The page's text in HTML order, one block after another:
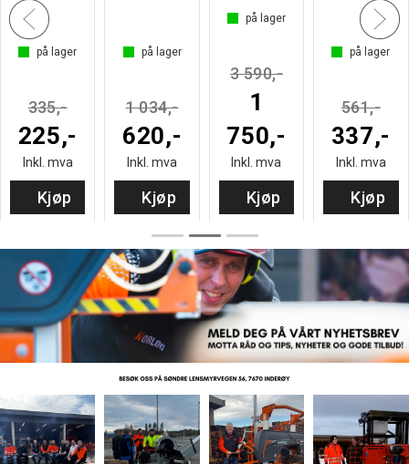
på lager
335,-
225,-
Inkl. mva
Kjøp
på lager
1 034,-
620,-
Inkl. mva
Kjøp
på lager
3 590,-
1
750,-
Inkl. mva
Kjøp
på lager
561,-
337,-
Inkl. mva
Kjøp